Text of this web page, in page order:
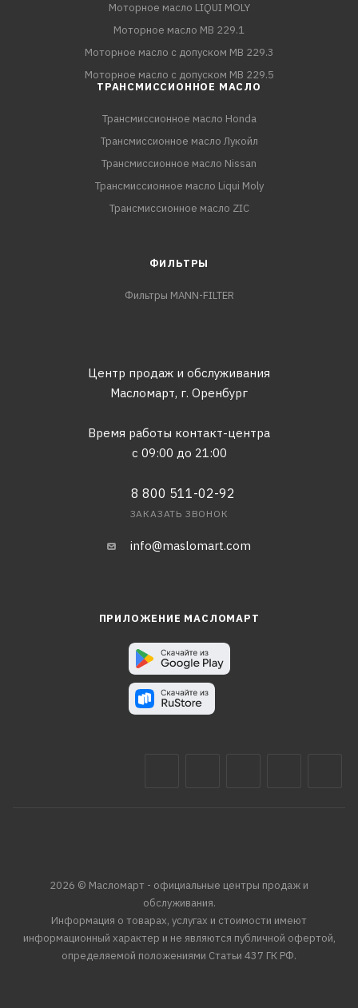
Моторное масло LIQUI MOLY
Моторное масло MB 229.1
Моторное масло с допуском MB 229.3
Моторное масло с допуском MB 229.5
ТРАНСМИССИОННОЕ МАСЛО
Трансмиссионное масло Honda
Трансмиссионное масло Лукойл
Трансмиссионное масло Nissan
Трансмиссионное масло Liqui Moly
Трансмиссионное масло ZIC
ФИЛЬТРЫ
Фильтры MANN-FILTER
Центр продаж и обслуживания
Масломарт, г. Оренбург
Время работы контакт-центра
с 09:00 до 21:00
8 800 511-02-92
ЗАКАЗАТЬ ЗВОНОК
info@maslomart.com
ПРИЛОЖЕНИЕ МАСЛОМАРТ
2026 © Масломарт - официальные центры продаж и
обслуживания.
Информация о товарах, услугах и стоимости имеют
информационный характер и не являются публичной офертой,
определяемой положениями Статьи 437 ГК РФ.